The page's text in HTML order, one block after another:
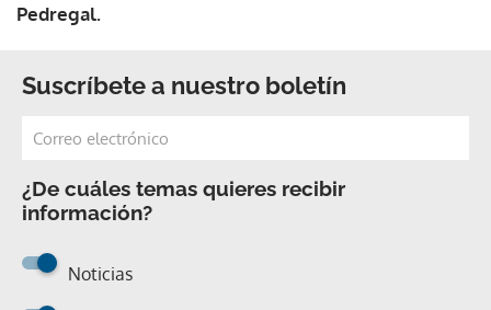
Pedregal.
Suscríbete a nuestro boletín
¿De cuáles temas quieres recibir
información?
Noticias